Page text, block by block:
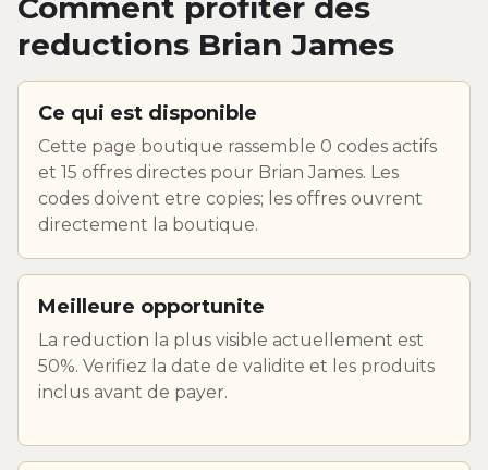
Comment profiter des
reductions Brian James
Ce qui est disponible
Cette page boutique rassemble 0 codes actifs
et 15 offres directes pour Brian James. Les
codes doivent etre copies; les offres ouvrent
directement la boutique.
Meilleure opportunite
La reduction la plus visible actuellement est
50%. Verifiez la date de validite et les produits
inclus avant de payer.